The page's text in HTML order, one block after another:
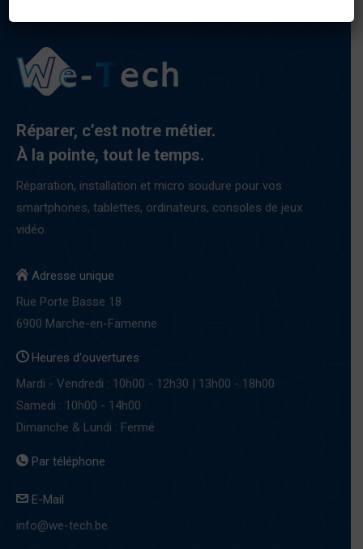
Réparer, c’est notre métier.
À la pointe, tout le temps.
Réparation, installation et micro soudure pour vos
smartphones, tablettes, ordinateurs, consoles de jeux
vidéo.
Adresse unique
Rue Porte Basse 18
6900 Marche-en-Famenne
Heures d'ouvertures
Mardi - Vendredi : 10h00 - 12h30 | 13h00 - 18h00
Samedi : 10h00 - 14h00
Dimanche & Lundi : Fermé
Par téléphone
E-Mail
info@we-tech.be